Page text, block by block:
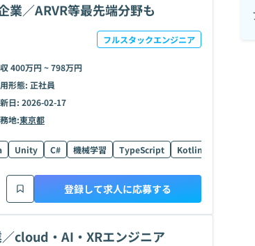
業／ARVR等最先端分野も
フルスタックエンジニア
400万円 ~ 798万円
形態: 正社員
日: 2026-02-17
地:東京都
Unity C# 機械学習 TypeScript Kotlin
登録して求人に応募する
cloud・AI・XRエンジニア